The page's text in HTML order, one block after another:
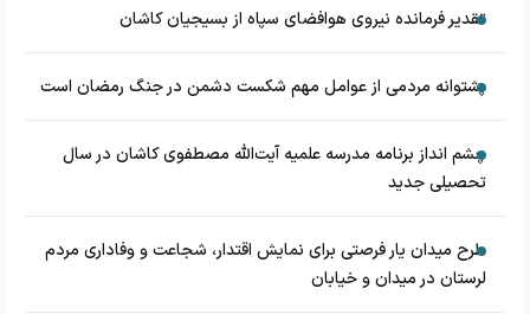
تقدیر فرمانده نیروی هوافضای سپاه از بسیجیان کاشان
پشتوانه مردمی از عوامل مهم شکست دشمن در جنگ رمضان است
چشم‌ انداز برنامه مدرسه علمیه آیت‌الله مصطفوی کاشان در سال
تحصیلی جدید
طرح میدان یار فرصتی برای نمایش اقتدار، شجاعت و وفاداری مردم
لرستان در میدان و خیابان